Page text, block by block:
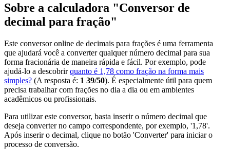
Sobre a calculadora "Conversor de
decimal para fração"
Este conversor online de decimais para frações é uma ferramenta
que ajudará você a converter qualquer número decimal para sua
forma fracionária de maneira rápida e fácil. Por exemplo, pode
ajudá-lo a descobrirquanto é 1,78 como fração na forma mais
simples? (A resposta é: 1 39/50). É especialmente útil para quem
precisa trabalhar com frações no dia a dia ou em ambientes
acadêmicos ou profissionais.
Para utilizar este conversor, basta inserir o número decimal que
deseja converter no campo correspondente, por exemplo, '1,78'.
Após inserir o decimal, clique no botão 'Converter' para iniciar o
processo de conversão.